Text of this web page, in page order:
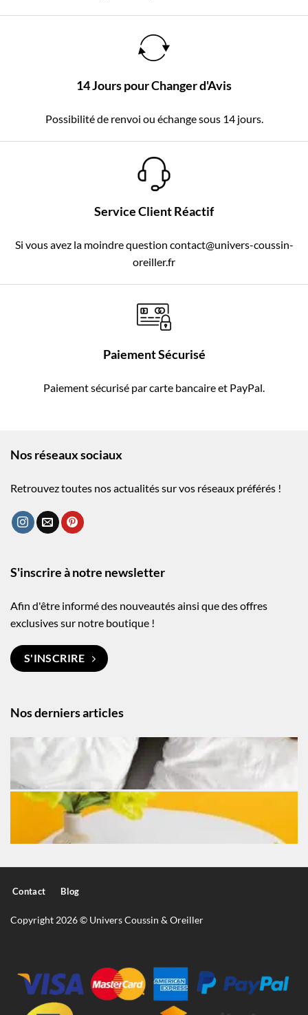
14 Jours pour Changer d'Avis
Possibilité de renvoi ou échange sous 14 jours.
Service Client Réactif
Si vous avez la moindre question contact@univers-coussin-
oreiller.fr
Paiement Sécurisé
Paiement sécurisé par carte bancaire et PayPal.
Nos réseaux sociaux
Retrouvez toutes nos actualités sur vos réseaux préférés !
Nos derniers articles
S'inscrire à notre newsletter
Afin d'être informé des nouveautés ainsi que des offres
exclusives sur notre boutique !
S'INSCRIRE
Contact Blog
Copyright 2026 © Univers Coussin & Oreiller